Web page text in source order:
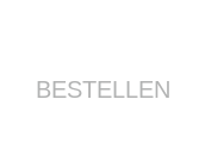
BESTELLEN